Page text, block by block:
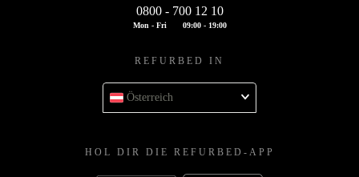
0800 - 700 12 10
Mon - Fri 09:00 - 19:00
REFURBED IN
Österreich
HOL DIR DIE REFURBED-APP